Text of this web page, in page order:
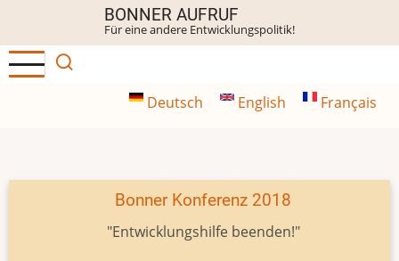
Inhalt
BONNER AUFRUF
Für eine andere Entwicklungspolitik!
Deutsch English Français
Bonner Konferenz 2018
"Entwicklungshilfe beenden!"